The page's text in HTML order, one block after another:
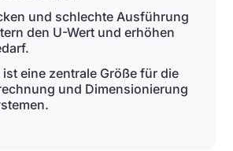
und schlechte Ausführung
den U-Wert und erhöhen
ist eine zentrale Größe für die
und Dimensionierung